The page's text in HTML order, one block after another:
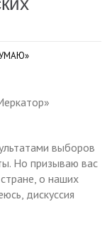
выборов
Но призываю вас
о наших
дискуссия